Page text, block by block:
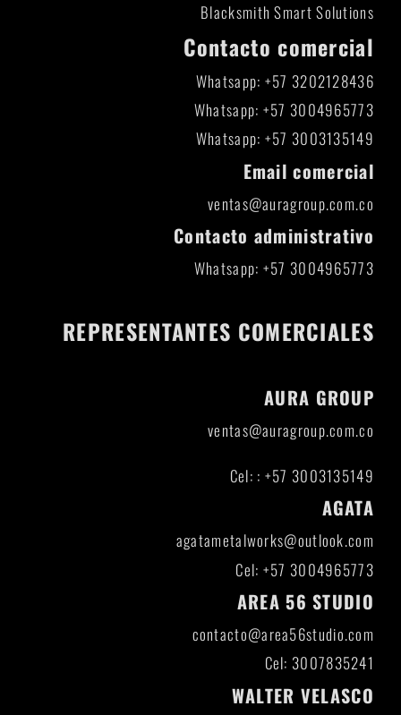
Blacksmith Smart Solutions
Contacto comercial
Whatsapp: +57 3202128436
Whatsapp: +57 3004965773
Whatsapp: +57 3003135149
Email comercial
ventas@auragroup.com.co
Contacto administrativo
Whatsapp: +57 3004965773
REPRESENTANTES COMERCIALES
AURA GROUP
ventas@auragroup.com.co
Cel: : +57 3003135149
AGATA
agatametalworks@outlook.com
Cel: +57 3004965773
AREA 56 STUDIO
contacto@area56studio.com
Cel: 3007835241
WALTER VELASCO